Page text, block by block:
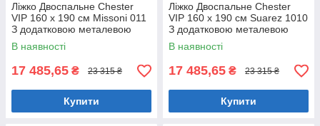
Ліжко Двоспальне Chester
VIP 160 х 190 см Missoni 011
З додатковою металевою
цільнозварною рамою
Темно-коричневий
В наявності
17 485,65 ₴ 23 315 ₴
Купити
Ліжко Двоспальне Chester
VIP 160 х 190 см Suarez 1010
З додатковою металевою
цільнозварною рамою
Коричневий
В наявності
17 485,65 ₴ 23 315 ₴
Купити